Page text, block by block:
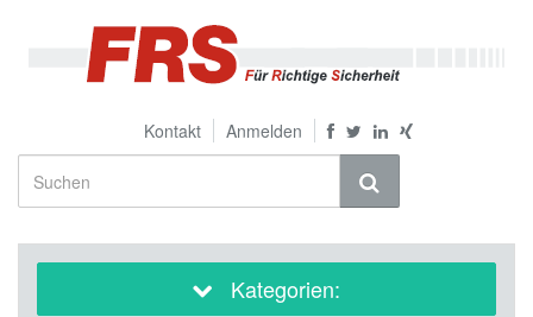
Kontakt Anmelden
Kategorien: